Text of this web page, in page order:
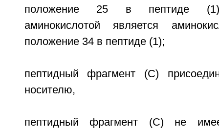
положение 25 в пептиде (1),
аминокислотой является
положение 34 в пептиде (1);
пептидный фрагмент (С)
носителю,
пептидный фрагмент (С) не